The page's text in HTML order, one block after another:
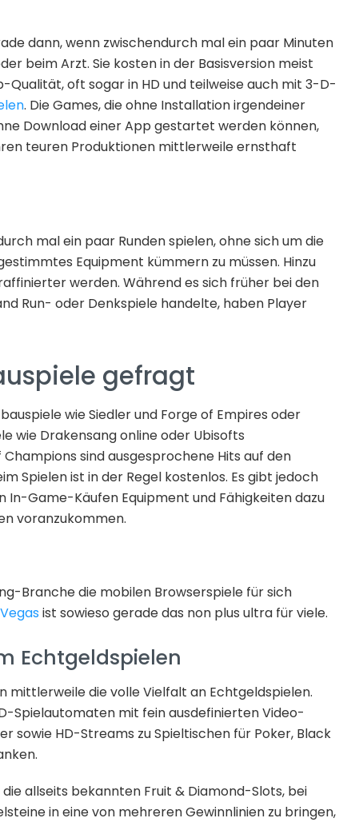
dann, wenn zwischendurch mal ein paar Minuten
beim Arzt. Sie kosten in der Basisversion meist
oft sogar in HD und teilweise auch mit 3-D-
. Die Games, die ohne Installation irgendeiner
Download einer App gestartet werden können,
teuren Produktionen mittlerweile ernsthaft
mal ein paar Runden spielen, ohne sich um die
Equipment kümmern zu müssen. Hinzu
werden. Während es sich früher bei den
Run- oder Denkspiele handelte, haben Player
gefragt
wie Siedler und Forge of Empires oder
wie Drakensang online oder Ubisofts
sind ausgesprochene Hits auf den
Spielen ist in der Regel kostenlos. Es gibt jedoch
In-Game-Käufen Equipment und Fähigkeiten dazu
voranzukommen.
Branche die mobilen Browserspiele für sich
ist sowieso gerade das non plus ultra für viele.
Echtgeldspielen
mittlerweile die volle Vielfalt an Echtgeldspielen.
Spielautomaten mit fein ausdefinierten Video-
sowie HD-Streams zu Spieltischen für Poker, Black
allseits bekannten Fruit & Diamond-Slots, bei
in eine von mehreren Gewinnlinien zu bringen,